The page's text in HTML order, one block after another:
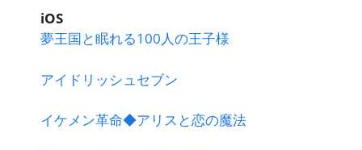
iOS
夢王国と眠れる100人の王子様
アイドリッシュセブン
イケメン革命◆アリスと恋の魔法